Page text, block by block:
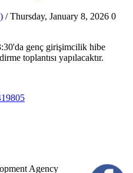
/ Thursday, January 8, 2026 0
genç girişimcilik hibe
toplantısı yapılacaktır.
Agency